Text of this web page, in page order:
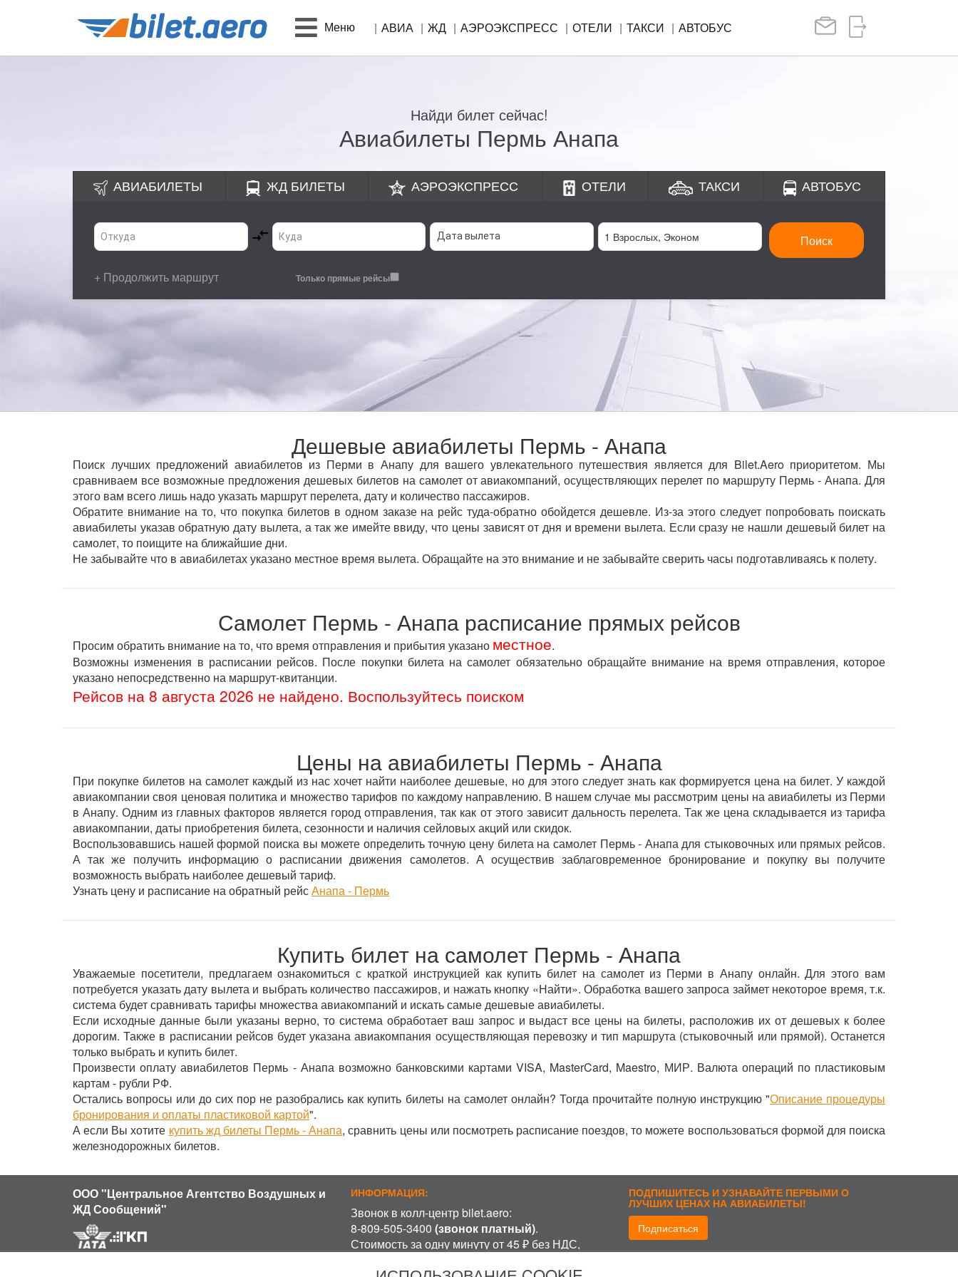
Меню АВИА ЖД АЭРОЭКСПРЕСС ОТЕЛИ ТАКСИ АВТОБУС
Найди билет сейчас!
Авиабилеты Пермь Анапа
АВИАБИЛЕТЫ ЖД БИЛЕТЫ АЭРОЭКСПРЕСС ОТЕЛИ ТАКСИ АВТОБУС
Поиск
+ Продолжить маршрут Только прямые рейсы
Дешевые авиабилеты Пермь - Анапа
Поиск лучших предложений авиабилетов из Перми в Анапу для вашего увлекательного путешествия является для Bilet.Aero приоритетом. Мы
сравниваем все возможные предложения дешевых билетов на самолет от авиакомпаний, осуществляющих перелет по маршруту Пермь - Анапа. Для
этого вам всего лишь надо указать маршрут перелета, дату и количество пассажиров.
Обратите внимание на то, что покупка билетов в одном заказе на рейс туда-обратно обойдется дешевле. Из-за этого следует попробовать поискать
авиабилеты указав обратную дату вылета, а так же имейте ввиду, что цены зависят от дня и времени вылета. Если сразу не нашли дешевый билет на
самолет, то поищите на ближайшие дни.
Не забывайте что в авиабилетах указано местное время вылета. Обращайте на это внимание и не забывайте сверить часы подготавливаясь к полету.
Самолет Пермь - Анапа расписание прямых рейсов
Просим обратить внимание на то, что время отправления и прибытия указано местное.
Возможны изменения в расписании рейсов. После покупки билета на самолет обязательно обращайте внимание на время отправления, которое
указано непосредственно на маршрут-квитанции.
Рейсов на 8 августа 2026 не найдено. Воспользуйтесь поиском
Цены на авиабилеты Пермь - Анапа
При покупке билетов на самолет каждый из нас хочет найти наиболее дешевые, но для этого следует знать как формируется цена на билет. У каждой
авиакомпании своя ценовая политика и множество тарифов по каждому направлению. В нашем случае мы рассмотрим цены на авиабилеты из Перми
в Анапу. Одним из главных факторов является город отправления, так как от этого зависит дальность перелета. Так же цена складывается из тарифа
авиакомпании, даты приобретения билета, сезонности и наличия сейловых акций или скидок.
Воспользовавшись нашей формой поиска вы можете определить точную цену билета на самолет Пермь - Анапа для стыковочных или прямых рейсов.
А так же получить информацию о расписании движения самолетов. А осуществив заблаговременное бронирование и покупку вы получите
возможность выбрать наиболее дешевый тариф.
Узнать цену и расписание на обратный рейсАнапа - Пермь
Купить билет на самолет Пермь - Анапа
Уважаемые посетители, предлагаем ознакомиться с краткой инструкцией как купить билет на самолет из Перми в Анапу онлайн. Для этого вам
потребуется указать дату вылета и выбрать количество пассажиров, и нажать кнопку «Найти». Обработка вашего запроса займет некоторое время, т.к.
система будет сравнивать тарифы множества авиакомпаний и искать самые дешевые авиабилеты.
Если исходные данные были указаны верно, то система обработает ваш запрос и выдаст все цены на билеты, расположив их от дешевых к более
дорогим. Также в расписании рейсов будет указана авиакомпания осуществляющая перевозку и тип маршрута (стыковочный или прямой). Останется
только выбрать и купить билет.
Произвести оплату авиабилетов Пермь - Анапа возможно банковскими картами VISA, MasterCard, Maestro, МИР. Валюта операций по пластиковым
картам - рубли РФ.
Остались вопросы или до сих пор не разобрались как купить билеты на самолет онлайн? Тогда прочитайте полную инструкцию "Описание процедуры
бронирования и оплаты пластиковой картой".
А если Вы хотите купить жд билеты Пермь - Анапа, сравнить цены или посмотреть расписание поездов, то можете воспользоваться формой для поиска
железнодорожных билетов.
ООО "Центральное Агентство Воздушных и
ЖД Сообщений"
ИНФОРМАЦИЯ:
Звонок в колл-центр bilet.aero:
8-809-505-3400 (звонок платный).
Стоимость за одну минуту от 45 ₽ без НДС,
ПОДПИШИТЕСЬ И УЗНАВАЙТЕ ПЕРВЫМИ О
ЛУЧШИХ ЦЕНАХ НА АВИАБИЛЕТЫ!
Подписаться